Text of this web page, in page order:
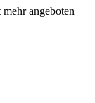
angeboten